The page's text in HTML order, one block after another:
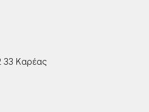
33 Καρέας